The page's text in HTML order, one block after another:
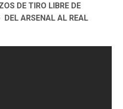
DE TIRO LIBRE DE
DEL ARSENAL AL REAL